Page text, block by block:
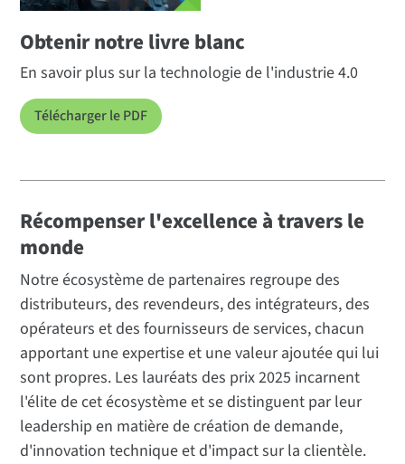
Obtenir notre livre blanc
En savoir plus sur la technologie de l'industrie 4.0
Télécharger le PDF
Récompenser l'excellence à travers le
monde
Notre écosystème de partenaires regroupe des
distributeurs, des revendeurs, des intégrateurs, des
opérateurs et des fournisseurs de services, chacun
apportant une expertise et une valeur ajoutée qui lui
sont propres. Les lauréats des prix 2025 incarnent
l'élite de cet écosystème et se distinguent par leur
leadership en matière de création de demande,
d'innovation technique et d'impact sur la clientèle.